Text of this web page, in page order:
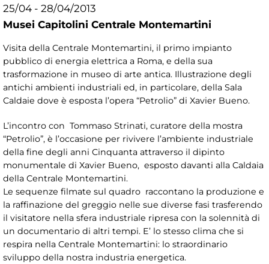
25/04 - 28/04/2013
Musei Capitolini Centrale Montemartini
Visita della Centrale Montemartini, il primo impianto
pubblico di energia elettrica a Roma, e della sua
trasformazione in museo di arte antica. Illustrazione degli
antichi ambienti industriali ed, in particolare, della Sala
Caldaie dove è esposta l’opera “Petrolio” di Xavier Bueno.
L’incontro con Tommaso Strinati, curatore della mostra
“Petrolio”, è l’occasione per rivivere l’ambiente industriale
della fine degli anni Cinquanta attraverso il dipinto
monumentale di Xavier Bueno, esposto davanti alla Caldaia
della Centrale Montemartini.
Le sequenze filmate sul quadro raccontano la produzione e
la raffinazione del greggio nelle sue diverse fasi trasferendo
il visitatore nella sfera industriale ripresa con la solennità di
un documentario di altri tempi. E’ lo stesso clima che si
respira nella Centrale Montemartini: lo straordinario
sviluppo della nostra industria energetica.